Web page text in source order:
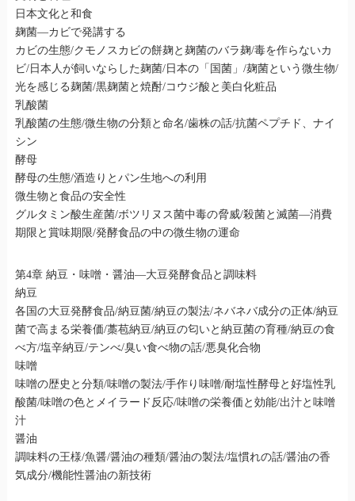
日本文化と和食
麹菌―カビで発講する
カビの生態/クモノスカビの餅麹と麹菌のバラ麹/毒を作らないカ
ビ/日本人が飼いならした麹菌/日本の「国菌」/麹菌という微生物/
光を感じる麹菌/黒麹菌と焼酎/コウジ酸と美白化粧品
乳酸菌
乳酸菌の生態/微生物の分類と命名/歯株の話/抗菌ペプチド、ナイ
シン
酵母
酵母の生態/酒造りとパン生地への利用
微生物と食品の安全性
グルタミン酸生産菌/ボツリヌス菌中毒の脅威/殺菌と滅菌―消費
期限と賞味期限/発酵食品の中の微生物の運命
第4章 納豆・味噌・醤油—大豆発酵食品と調味料
納豆
各国の大豆発酵食品/納豆菌/納豆の製法/ネバネバ成分の正体/納豆
菌で高まる栄養価/藁苞納豆/納豆の匂いと納豆菌の育種/納豆の食
べ方/塩辛納豆/テンべ/臭い食べ物の話/悪臭化合物
味噌
味噌の歴史と分類/味噌の製法/手作り味噌/耐塩性酵母と好塩性乳
酸菌/味噌の色とメイラード反応/味噌の栄養価と効能/出汁と味噌
汁
醤油
調味料の王様/魚醤/醤油の種類/醤油の製法/塩慣れの話/醤油の香
気成分/機能性醤油の新技術